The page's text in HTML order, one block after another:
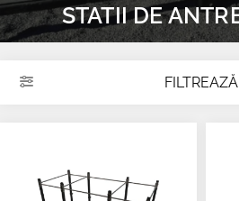
STATII DE
FILTREAZĂ